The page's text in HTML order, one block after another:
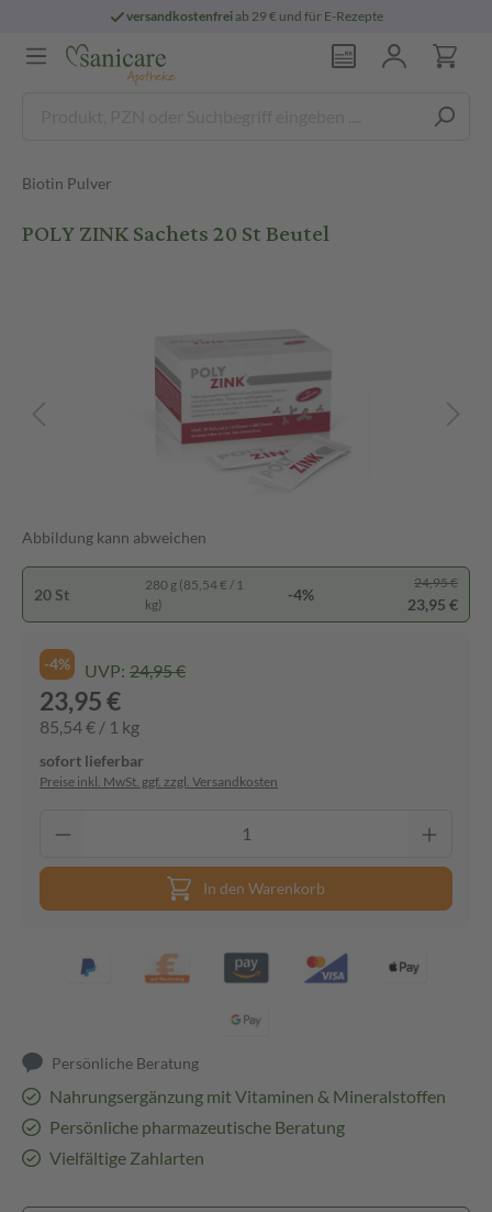
versandkostenfreiab 29 € und für E-Rezepte
Biotin Pulver
POLY ZINK Sachets 20 St Beutel
Abbildung kann abweichen
20 St
280 g (85,54 € / 1
kg)
-4%
24,95 €
23,95 €
-4% UVP: 24,95 €
23,95 €
85,54 € / 1 kg
sofort lieferbar
Preise inkl. MwSt. ggf. zzgl. Versandkosten
In den Warenkorb
Persönliche Beratung
Nahrungsergänzung mit Vitaminen & Mineralstoffen
Persönliche pharmazeutische Beratung
Vielfältige Zahlarten